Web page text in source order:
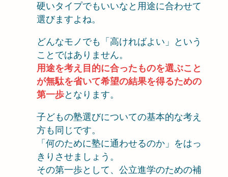
硬いタイプでもいいなと用途に合わせて
選びますよね。
どんなモノでも「高ければよい」という
ことではありません。
用途を考え目的に合ったものを選ぶこと
が無駄を省いて希望の結果を得るための
第一歩となります。
子どもの塾選びについての基本的な考え
方も同じです。
「何のために塾に通わせるのか」をはっ
きりさせましょう。
その第一歩として、公立進学のための補